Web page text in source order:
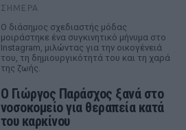
ΣΉΜΕΡΑ
Ο διάσημος σχεδιαστής μόδας
μοιράστηκε ένα συγκινητικό μήνυμα στο
Instagram, μιλώντας για την οικογένειά
του, τη δημιουργικότητά του και τη χαρά
της ζωής.
O Γιώργος Παράσχος ξανά στο
νοσοκομείο για θεραπεία κατά
του καρκίνου